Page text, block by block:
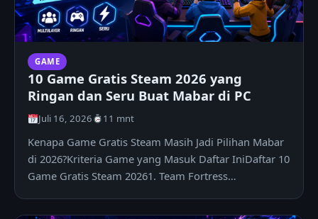
GAME
10 Game Gratis Steam 2026 yang
Ringan dan Seru Buat Mabar di PC
Juli 16, 2026 11 mnt
Kenapa Game Gratis Steam Masih Jadi Pilihan Mabar
di 2026?Kriteria Game yang Masuk Daftar IniDaftar 10
Game Gratis Steam 20261. Team Fortress…